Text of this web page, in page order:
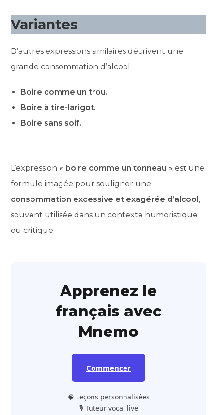
Variantes
D’autres expressions similaires décrivent une
grande consommation d’alcool :
Boire comme un trou.
Boire à tire-larigot.
Boire sans soif.
L’expression « boire comme un tonneau » est une
formule imagée pour souligner une
consommation excessive et exagérée d’alcool,
souvent utilisée dans un contexte humoristique
ou critique.
Apprenez le
français avec
Mnemo
Commencer
🧠 Leçons personnalisées
🎙️ Tuteur vocal live